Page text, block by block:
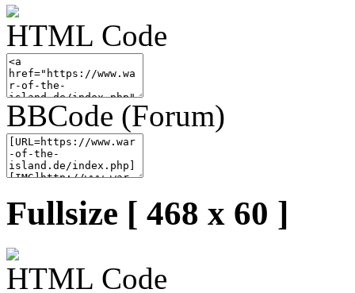
HTML Code
BBCode (Forum)
Fullsize [ 468 x 60 ]
HTML Code